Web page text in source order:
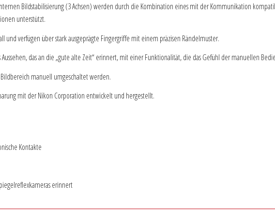
Bildstabilisierung (3 Achsen) werden durch die Kombination eines mit der Kommunikation
unterstützt.
und verfügen über stark ausgeprägte Fingergriffe mit einem präzisen Rändelmuster.
Aussehen, das an die „gute alte Zeit“ erinnert, mit einer Funktionalität, die das Gefühl der manuellen
manuell umgeschaltet werden.
mit der Nikon Corporation entwickelt und hergestellt.
Kontakte
erinnert